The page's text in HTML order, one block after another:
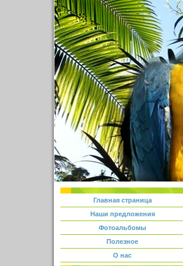
Главная страница
Наши предложения
Фотоальбомы
Полезное
О нас